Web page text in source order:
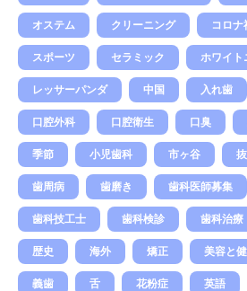
オステム クリーニング コロナ
スポーツ セラミック ホワイト
レッサーパンダ 中国 入れ歯
口腔外科 口腔衛生 口臭
季節 小児歯科 市ヶ谷
歯周病 歯磨き 歯科医師募集
歯科技工士 歯科検診 歯科治療
歴史 海外 矯正 美容と
義歯 舌 花粉症 英語